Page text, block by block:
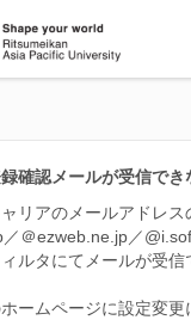
確認メールが受信でき
リアのメールアドレス
＠ezweb.ne.jp／
ルタにてメールが受信
ームページに設定変更